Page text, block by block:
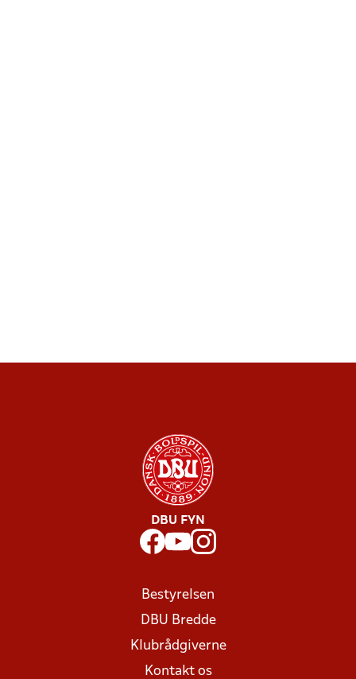
DBU FYN
Bestyrelsen
DBU Bredde
Klubrådgiverne
Kontakt os